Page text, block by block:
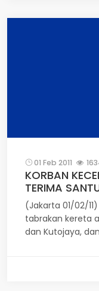
Menteri
Rahayu
dan Menkum
Evakuasi WNI di
menyambut
01 Feb 2011
KORBAN
TERIMA
(Jakarta 01/02/
tabrakan kereta api (KA) antara
dan Kutojaya,
plat merah yang